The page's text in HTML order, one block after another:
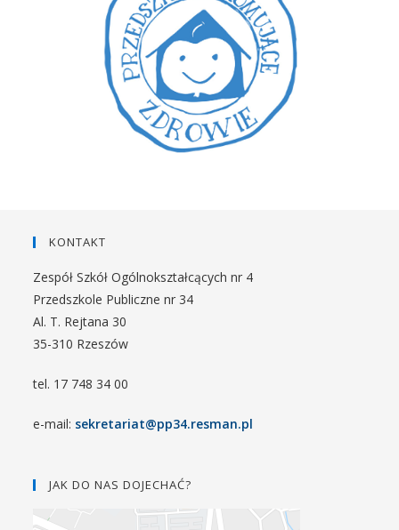
KONTAKT
Zespół Szkół Ogólnokształcących nr 4
Przedszkole Publiczne nr 34
Al. T. Rejtana 30
35-310 Rzeszów
tel. 17 748 34 00
e-mail: sekretariat@pp34.resman.pl
JAK DO NAS DOJECHAĆ?